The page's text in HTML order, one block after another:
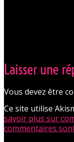
Laisser une
Vous devez être
Ce site utilise
savoir plus sur
commentaires